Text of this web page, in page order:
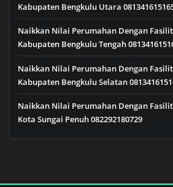
Kabupaten Bengkulu Utara
Naikkan Nilai Perumahan Dengan
Kabupaten Bengkulu Tengah
Naikkan Nilai Perumahan Dengan
Kabupaten Bengkulu Selatan
Naikkan Nilai Perumahan Dengan
Kota Sungai Penuh 082292180729